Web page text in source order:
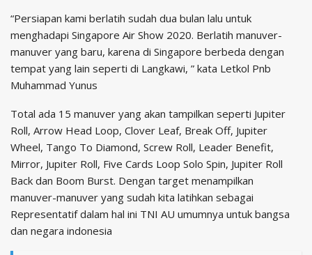
“Persiapan kami berlatih sudah dua bulan lalu untuk
menghadapi Singapore Air Show 2020. Berlatih manuver-
manuver yang baru, karena di Singapore berbeda dengan
tempat yang lain seperti di Langkawi, ” kata Letkol Pnb
Muhammad Yunus
Total ada 15 manuver yang akan tampilkan seperti Jupiter
Roll, Arrow Head Loop, Clover Leaf, Break Off, Jupiter
Wheel, Tango To Diamond, Screw Roll, Leader Benefit,
Mirror, Jupiter Roll, Five Cards Loop Solo Spin, Jupiter Roll
Back dan Boom Burst. Dengan target menampilkan
manuver-manuver yang sudah kita latihkan sebagai
Representatif dalam hal ini TNI AU umumnya untuk bangsa
dan negara indonesia